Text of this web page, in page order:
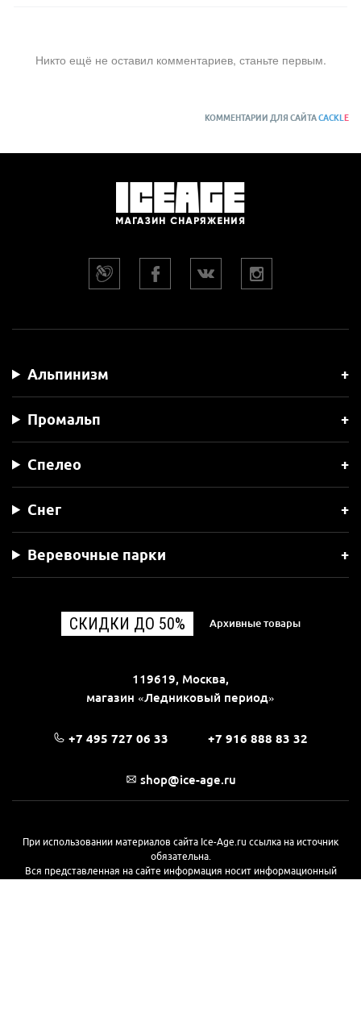
Никто ещё не оставил комментариев, станьте первым.
КОММЕНТАРИИ ДЛЯ САЙТАCACKL E
Альпинизм
Промальп
Спелео
Снег
Веревочные парки
СКИДКИ ДО 50% Архивные товары
119619, Москва,
магазин «Ледниковый период»
+7 495 727 06 33 +7 916 888 83 32
shop@ice-age.ru
При использовании материалов сайта Ice-Age.ru ссылка на источник
обязательна.
Вся представленная на сайте информация носит информационный